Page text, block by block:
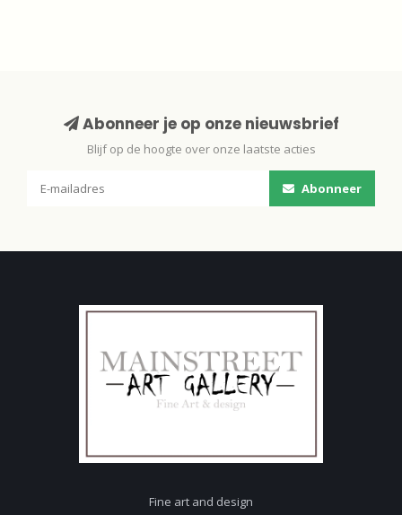
Abonneer je op onze nieuwsbrief
Blijf op de hoogte over onze laatste acties
Abonneer
Fine art and design